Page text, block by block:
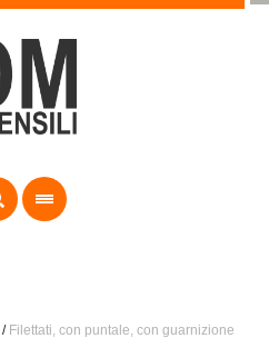
/ Filettati, con puntale, con guarnizione